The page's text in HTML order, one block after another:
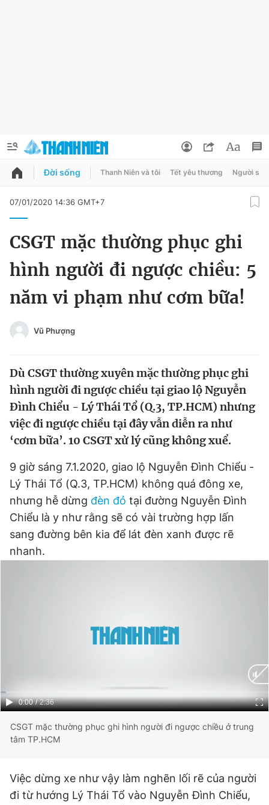
QUẢNG CÁO ĐẶT BÁO
Chào ngày mới
Video Magazine
Sản phẩm khác
Thông tin tòa soạn Liên hệ quảng cáo
0906 645 777
Liên hệ quảng cáo
0908 780 404
Đặt báo Quảng cáo Tòa soạn Chính sách bảo
Phó tổng biên tập: Lâm Hiếu Dũng
Phó tổng biên tập: Trần Việt Hưng
Tổng thư ký tòa soạn: Đức Trung
Đổi mật khẩu
Tin đã lưu
Tin đã xem
Đăng xuất
Đời sống Thanh Niên và tôi Tết yêu thương Người
07/01/2020 14:36 GMT+7
CSGT mặc thường phục ghi
hình người đi ngược chiều: 5
năm vi phạm như cơm bữa!
Vũ Phượng
Dù CSGT thường xuyên mặc thường phục ghi
hình người đi ngược chiều tại giao lộ Nguyễn
Đình Chiểu - Lý Thái Tổ (Q.3, TP.HCM) nhưng
việc đi ngược chiều tại đây vẫn diễn ra như
‘cơm bữa’. 10 CSGT xử lý cũng không xuể.
9 giờ sáng 7.1.2020, giao lộ Nguyễn Đình Chiểu -
Lý Thái Tổ (Q.3, TP.HCM) không quá đông xe,
nhưng hễ dừng đèn đỏ tại đường Nguyễn Đình
Chiểu là y như rằng sẽ có vài trường hợp lấn
sang đường bên kia để lát đèn xanh được rẽ
nhanh.
Current
0:00 / Duration
2:36
CSGT mặc thường phục ghi hình người đi ngược chiều ở trung
tâm TP.HCM
Việc dừng xe như vậy làm nghẽn lối rẽ của người
đi từ hướng Lý Thái Tổ vào Nguyễn Đình Chiểu,